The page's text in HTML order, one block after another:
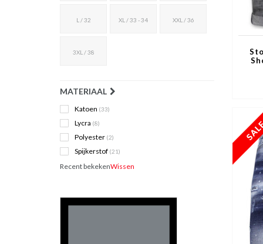
L / 32 XL / 33 - 34 XXL / 36
3XL / 38
MATERIAAL
Katoen (33)
Lycra (8)
Polyester (2)
Spijkerstof (21)
Recent bekekenWissen